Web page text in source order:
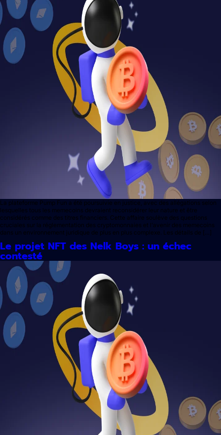
La plateforme Pump Fun a été poursuivie en justice, avec des allégations selon
lesquelles tous les memecoins devraient reconsidérer leur nature et être
considérés comme des titres financiers. Cette affaire soulève des questions
cruciales sur la réglementation des cryptomonnaies et l'avenir des memecoins
dans un environnement juridique de plus en plus complexe. Les détails de […]
Le projet NFT des Nelk Boys : un échec
contesté